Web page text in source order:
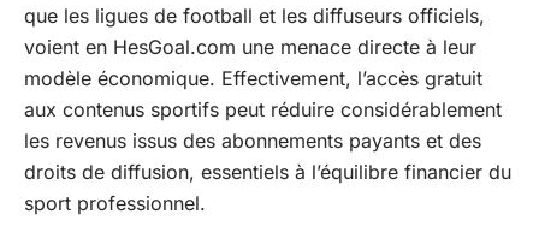
que les ligues de football et les diffuseurs officiels,
voient en HesGoal.com une menace directe à leur
modèle économique. Effectivement, l’accès gratuit
aux contenus sportifs peut réduire considérablement
les revenus issus des abonnements payants et des
droits de diffusion, essentiels à l’équilibre financier du
sport professionnel.